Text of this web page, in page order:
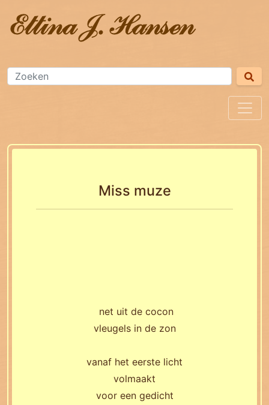
Miss muze
net uit de cocon
vleugels in de zon
vanaf het eerste licht
volmaakt
voor een gedicht